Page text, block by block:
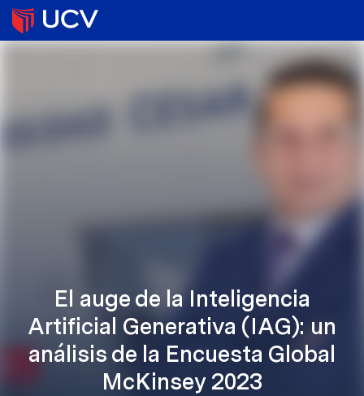
El auge de la Inteligencia
Artificial Generativa (IAG): un
análisis de la Encuesta Global
McKinsey 2023